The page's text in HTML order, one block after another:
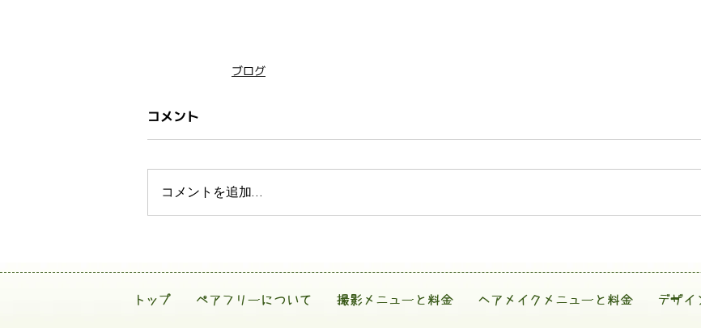
ブログ
コメント
コメントを追加…
トップ ペアフリーについて 撮影メニューと料金 ヘアメイクメニューと料金 デザイ